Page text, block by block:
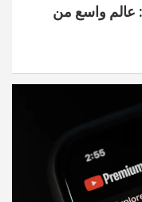
: عالم واسع من